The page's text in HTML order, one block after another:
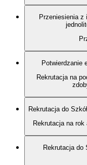
Przeniesienia
Potwierdzanie
Rekrutacja na
Rekrutacja do
Rekrutacja na
Rekrutacja do